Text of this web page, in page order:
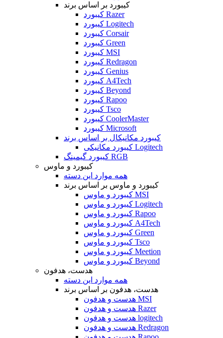
کیبورد بر اساس برند
کیبورد Razer
کیبورد Logitech
کیبورد Corsair
کیبورد Green
کیبورد MSI
کیبورد Redragon
کیبورد Genius
کیبورد A4Tech
کیبورد Beyond
کیبورد Rapoo
کیبورد Tsco
کیبورد CoolerMaster
کیبورد Microsoft
کیبورد مکانیکال بر اساس برند
کیبورد مکانیکی Logitech
کیبورد گیمینگ RGB
کیبورد و ماوس
همه موارد این دسته
کیبورد و ماوس بر اساس برند
کیبورد و ماوس MSI
کیبورد و ماوس Logitech
کیبورد و ماوس Rapoo
کیبورد و ماوس A4Tech
کیبورد و ماوس Green
کیبورد و ماوس Tsco
کیبورد و ماوس Meetion
کیبورد و ماوس Beyond
هدست، هدفون
همه موارد این دسته
هدست، هدفون بر اساس برند
هدست و هدفون MSI
هدست و هدفون Razer
هدست و هدفون logitech
هدست و هدفون Redragon